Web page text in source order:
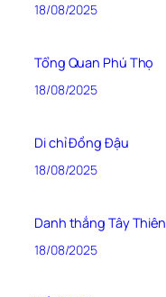
18/08/2025
Tổng Quan Phú Thọ
18/08/2025
Di chỉ Đồng Đậu
18/08/2025
Danh thắng Tây Thiên
18/08/2025